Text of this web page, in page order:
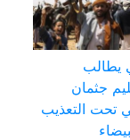
يطالب
جثمان
تحت التعذيب